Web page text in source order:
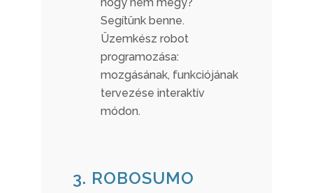
Segítünk benne.
Üzemkész robot
programozása:
mozgásának, funkciójának
tervezése interaktív
módon.
3. ROBOSUMO